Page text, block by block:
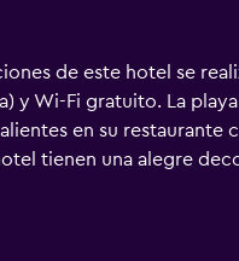
de este hotel se
y Wi-Fi gratuito. La
en su restaurante
tienen una alegre
habitaciones tienen
5 minutos a pie del